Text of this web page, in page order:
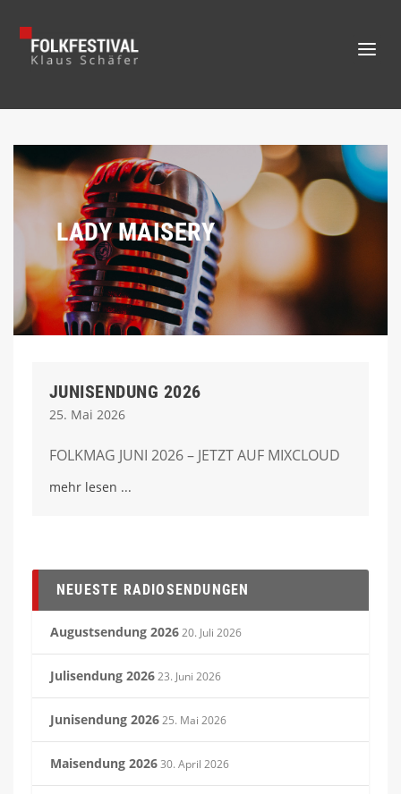
LADY MAISERY
JUNISENDUNG 2026
25. Mai 2026
FOLKMAG JUNI 2026 – JETZT AUF MIXCLOUD
mehr lesen
NEUESTE RADIOSENDUNGEN
Augustsendung 202620. Juli 2026
Julisendung 202623. Juni 2026
Junisendung 202625. Mai 2026
Maisendung 202630. April 2026